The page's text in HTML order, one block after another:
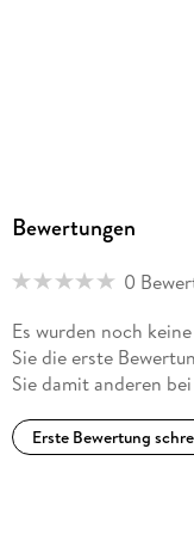
Bewertungen
0
Es wurden noch
Sie die erste
Sie damit anderen
Erste Bewertung